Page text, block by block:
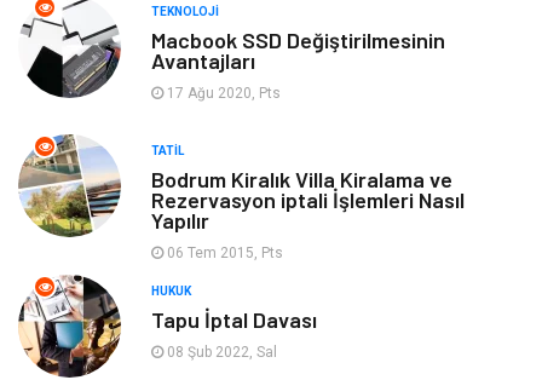
Turizm Spor Malzemeleri
Hediyelik Eşya
oyun alanları
Blogroll
Cruise
Güzellik
TEKNOLOJI
Macbook SSD Değiştirilmesinin
Avantajları
17 Ağu 2020, Pts
TATIL
Bodrum Kiralık Villa Kiralama ve
Rezervasyon iptali İşlemleri Nasıl
Yapılır
06 Tem 2015, Pts
HUKUK
Tapu İptal Davası
08 Şub 2022, Sal